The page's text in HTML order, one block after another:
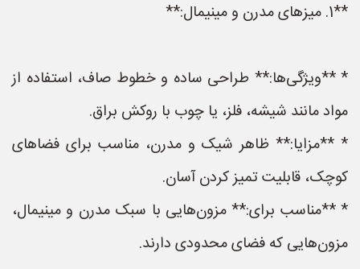
**1. میزهای مدرن و مینیمال:**
* **ویژگی‌ها:** طراحی ساده و خطوط صاف، استفاده از
مواد مانند شیشه، فلز، یا چوب با روکش براق.
* **مزایا:** ظاهر شیک و مدرن، مناسب برای فضاهای
کوچک، قابلیت تمیز کردن آسان.
* **مناسب برای:** مزون‌هایی با سبک مدرن و مینیمال،
مزون‌هایی که فضای محدودی دارند.